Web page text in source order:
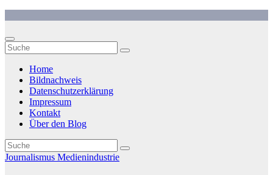
springen
Home
Bildnachweis
Datenschutzerklärung
Impressum
Kontakt
Über den Blog
Journalismus Medienindustrie